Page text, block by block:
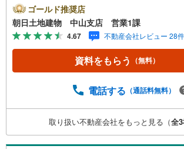
とりつぎ * * * *おかげさまで42周年を迎
した♪ご成約件数7万件達成!!☆当日のご
す！☆JR横浜線「中山」駅徒歩1分！☆
地建物中山店』まで！朝日土地建物グ
合言葉に全13店舗でその地域No.1を
告掲載していない物件も多数ございま
替えってどうするの・・？etc.まずは何
す！お問い合わせをお待ちしておりま
ゴールド推奨店
朝日土地建物 中山支店 営業1課
4.67 不動産会社レビュー 28件
資料をもらう （無料）
電話する （通話料無料）
取り扱い不動産会社をもっと見る（全3